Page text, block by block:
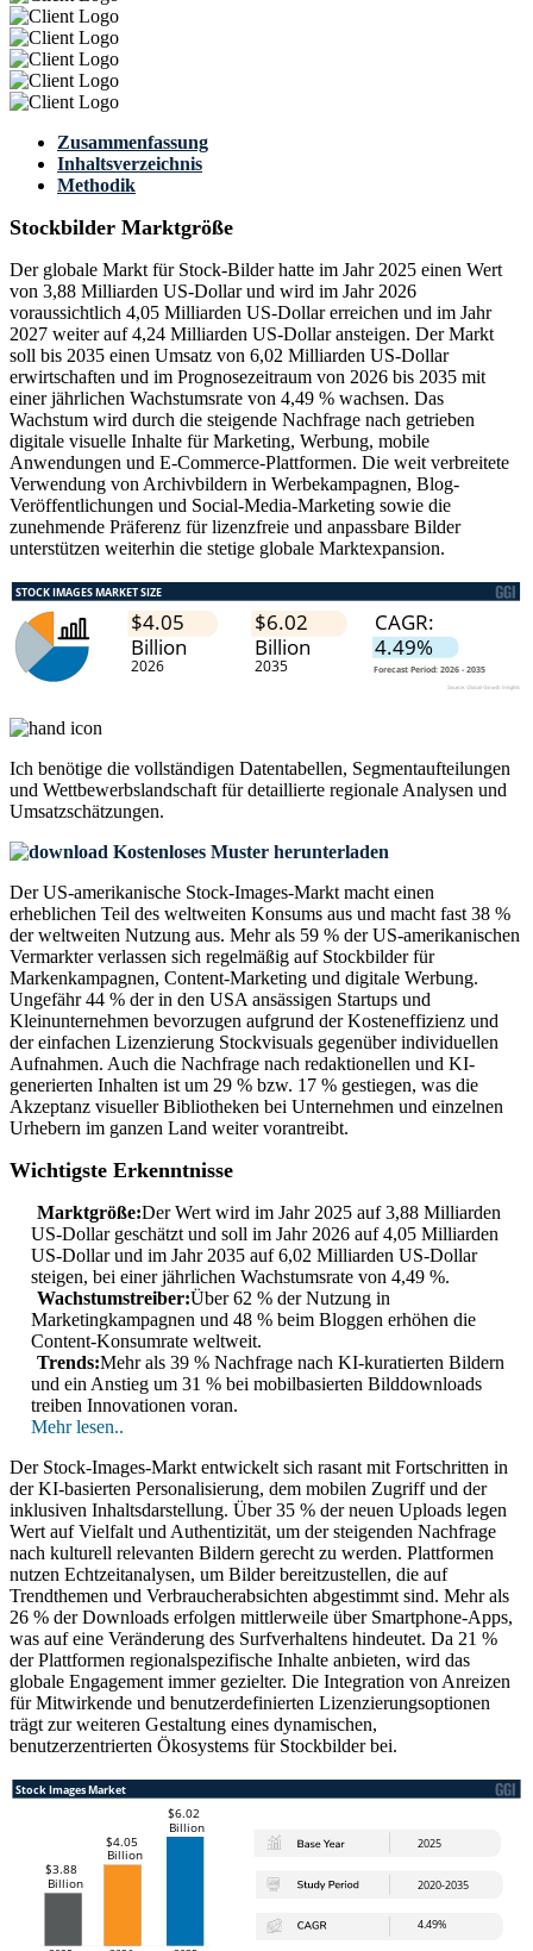
Zusammenfassung
Inhaltsverzeichnis
Methodik
Stockbilder Marktgröße
Der globale Markt für Stock-Bilder hatte im Jahr 2025 einen Wert
von 3,88 Milliarden US-Dollar und wird im Jahr 2026
voraussichtlich 4,05 Milliarden US-Dollar erreichen und im Jahr
2027 weiter auf 4,24 Milliarden US-Dollar ansteigen. Der Markt
soll bis 2035 einen Umsatz von 6,02 Milliarden US-Dollar
erwirtschaften und im Prognosezeitraum von 2026 bis 2035 mit
einer jährlichen Wachstumsrate von 4,49 % wachsen. Das
Wachstum wird durch die steigende Nachfrage nach getrieben
digitale visuelle Inhalte für Marketing, Werbung, mobile
Anwendungen und E-Commerce-Plattformen. Die weit verbreitete
Verwendung von Archivbildern in Werbekampagnen, Blog-
Veröffentlichungen und Social-Media-Marketing sowie die
zunehmende Präferenz für lizenzfreie und anpassbare Bilder
unterstützen weiterhin die stetige globale Marktexpansion.
Ich benötige die vollständigen Datentabellen, Segmentaufteilungen
und Wettbewerbslandschaft für detaillierte regionale Analysen und
Umsatzschätzungen.
Kostenloses Muster herunterladen
Der US-amerikanische Stock-Images-Markt macht einen
erheblichen Teil des weltweiten Konsums aus und macht fast 38 %
der weltweiten Nutzung aus. Mehr als 59 % der US-amerikanischen
Vermarkter verlassen sich regelmäßig auf Stockbilder für
Markenkampagnen, Content-Marketing und digitale Werbung.
Ungefähr 44 % der in den USA ansässigen Startups und
Kleinunternehmen bevorzugen aufgrund der Kosteneffizienz und
der einfachen Lizenzierung Stockvisuals gegenüber individuellen
Aufnahmen. Auch die Nachfrage nach redaktionellen und KI-
generierten Inhalten ist um 29 % bzw. 17 % gestiegen, was die
Akzeptanz visueller Bibliotheken bei Unternehmen und einzelnen
Urhebern im ganzen Land weiter vorantreibt.
Wichtigste Erkenntnisse
Marktgröße:Der Wert wird im Jahr 2025 auf 3,88 Milliarden
US-Dollar geschätzt und soll im Jahr 2026 auf 4,05 Milliarden
US-Dollar und im Jahr 2035 auf 6,02 Milliarden US-Dollar
steigen, bei einer jährlichen Wachstumsrate von 4,49 %.
Wachstumstreiber:Über 62 % der Nutzung in
Marketingkampagnen und 48 % beim Bloggen erhöhen die
Content-Konsumrate weltweit.
Trends:Mehr als 39 % Nachfrage nach KI-kuratierten Bildern
und ein Anstieg um 31 % bei mobilbasierten Bilddownloads
treiben Innovationen voran.
Mehr lesen..
Der Stock-Images-Markt entwickelt sich rasant mit Fortschritten in
der KI-basierten Personalisierung, dem mobilen Zugriff und der
inklusiven Inhaltsdarstellung. Über 35 % der neuen Uploads legen
Wert auf Vielfalt und Authentizität, um der steigenden Nachfrage
nach kulturell relevanten Bildern gerecht zu werden. Plattformen
nutzen Echtzeitanalysen, um Bilder bereitzustellen, die auf
Trendthemen und Verbraucherabsichten abgestimmt sind. Mehr als
26 % der Downloads erfolgen mittlerweile über Smartphone-Apps,
was auf eine Veränderung des Surfverhaltens hindeutet. Da 21 %
der Plattformen regionalspezifische Inhalte anbieten, wird das
globale Engagement immer gezielter. Die Integration von Anreizen
für Mitwirkende und benutzerdefinierten Lizenzierungsoptionen
trägt zur weiteren Gestaltung eines dynamischen,
benutzerzentrierten Ökosystems für Stockbilder bei.